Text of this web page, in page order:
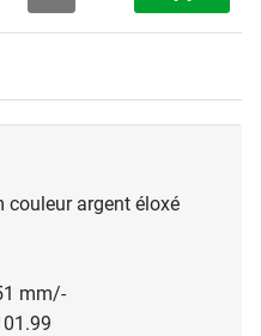
couleur argent éloxé
mm/-